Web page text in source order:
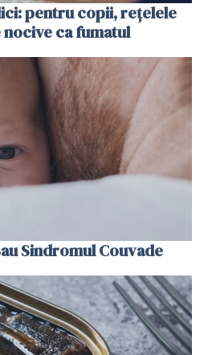
pentru copii, rețelele
ca fumatul
Sindromul Couvade